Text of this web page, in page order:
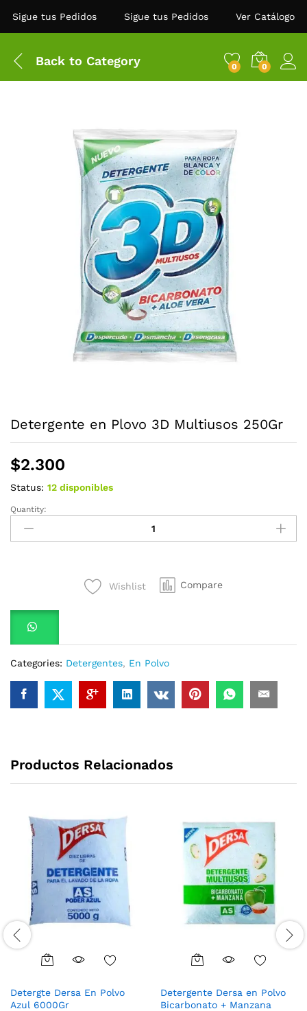
Sigue tus Pedidos Sigue tus Pedidos Ver Catálogo
Back to Category 0 0
Detergente en Plovo 3D Multiusos 250Gr
$2.300
Status: 12 disponibles
Detergente
Plovo
Quantity:
Wishlist Compare
Categories: Detergentes, En Polvo
Productos Relacionados
Detergte Dersa En Polvo
Azul 6000Gr
Detergente Dersa en Polvo
Bicarbonato + Manzana